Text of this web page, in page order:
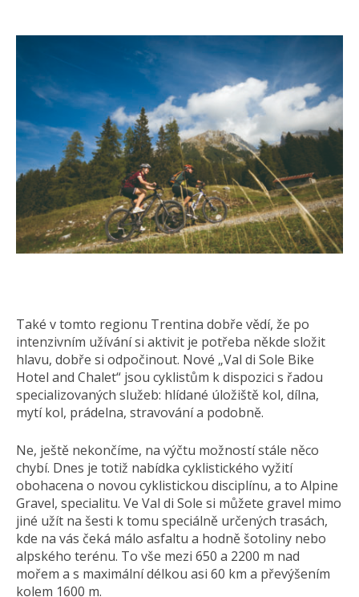
Také v tomto regionu Trentina dobře vědí, že po
intenzivním užívání si aktivit je potřeba někde složit
hlavu, dobře si odpočinout. Nové „Val di Sole Bike
Hotel and Chalet“ jsou cyklistům k dispozici s řadou
specializovaných služeb: hlídané úložiště kol, dílna,
mytí kol, prádelna, stravování a podobně.
Ne, ještě nekončíme, na výčtu možností stále něco
chybí. Dnes je totiž nabídka cyklistického vyžití
obohacena o novou cyklistickou disciplínu, a to Alpine
Gravel, specialitu. Ve Val di Sole si můžete gravel mimo
jiné užít na šesti k tomu speciálně určených trasách,
kde na vás čeká málo asfaltu a hodně šotoliny nebo
alpského terénu. To vše mezi 650 a 2200 m nad
mořem a s maximální délkou asi 60 km a převýšením
kolem 1600 m.